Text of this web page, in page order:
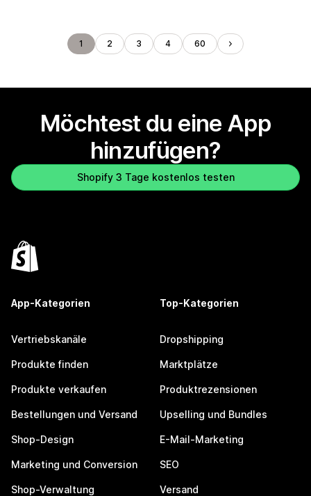
1 2 3 4 60
Möchtest du eine App
hinzufügen?
Shopify 3 Tage kostenlos testen
App-Kategorien
Vertriebskanäle
Produkte finden
Produkte verkaufen
Bestellungen und Versand
Shop-Design
Marketing und Conversion
Shop-Verwaltung
Top-Kategorien
Dropshipping
Marktplätze
Produktrezensionen
Upselling und Bundles
E-Mail-Marketing
SEO
Versand